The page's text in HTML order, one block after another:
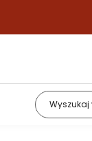
Podstawy